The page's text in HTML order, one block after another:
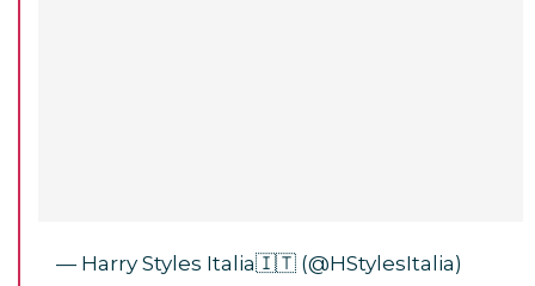
— Harry Styles Italia🇮🇹 (@HStylesItalia)